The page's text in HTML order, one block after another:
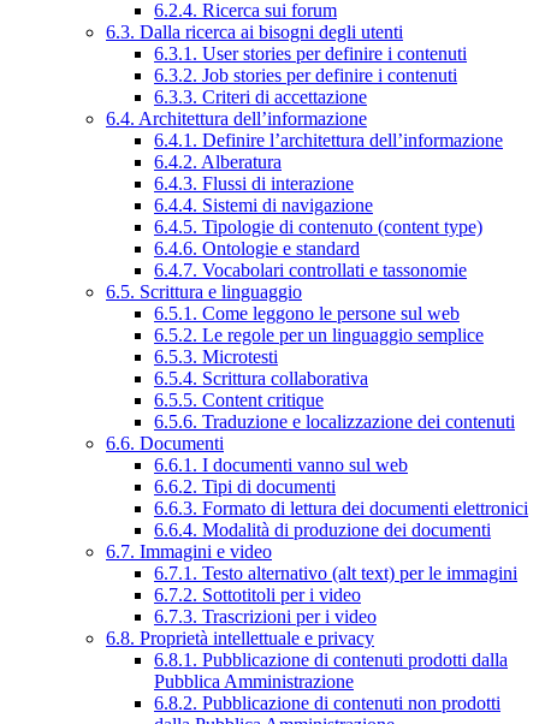
6.2.4. Ricerca sui forum
6.3. Dalla ricerca ai bisogni degli utenti
6.3.1. User stories per definire i contenuti
6.3.2. Job stories per definire i contenuti
6.3.3. Criteri di accettazione
6.4. Architettura dell’informazione
6.4.1. Definire l’architettura dell’informazione
6.4.2. Alberatura
6.4.3. Flussi di interazione
6.4.4. Sistemi di navigazione
6.4.5. Tipologie di contenuto (content type)
6.4.6. Ontologie e standard
6.4.7. Vocabolari controllati e tassonomie
6.5. Scrittura e linguaggio
6.5.1. Come leggono le persone sul web
6.5.2. Le regole per un linguaggio semplice
6.5.3. Microtesti
6.5.4. Scrittura collaborativa
6.5.5. Content critique
6.5.6. Traduzione e localizzazione dei contenuti
6.6. Documenti
6.6.1. I documenti vanno sul web
6.6.2. Tipi di documenti
6.6.3. Formato di lettura dei documenti elettronici
6.6.4. Modalità di produzione dei documenti
6.7. Immagini e video
6.7.1. Testo alternativo (alt text) per le immagini
6.7.2. Sottotitoli per i video
6.7.3. Trascrizioni per i video
6.8. Proprietà intellettuale e privacy
6.8.1. Pubblicazione di contenuti prodotti dalla
Pubblica Amministrazione
6.8.2. Pubblicazione di contenuti non prodotti